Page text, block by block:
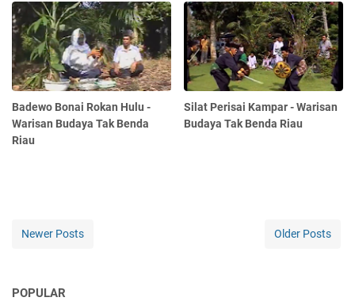
Badewo Bonai Rokan Hulu -
Warisan Budaya Tak Benda
Riau
Silat Perisai Kampar - Warisan
Budaya Tak Benda Riau
Newer Posts Older Posts
POPULAR